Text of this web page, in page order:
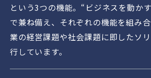
という3つの機能。“ビジネスを動か
で兼ね備え、それぞれの機能を組み
業の経営課題や社会課題に即したソ
行しています。